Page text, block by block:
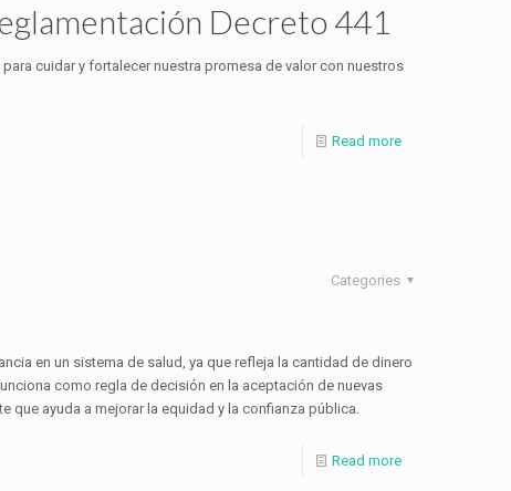
Decreto 441
cuidar y fortalecer nuestra promesa de valor con nuestros
Read more
Categories
en un sistema de salud, ya que refleja la cantidad de dinero
como regla de decisión en la aceptación de nuevas
que ayuda a mejorar la equidad y la confianza pública.
Read more